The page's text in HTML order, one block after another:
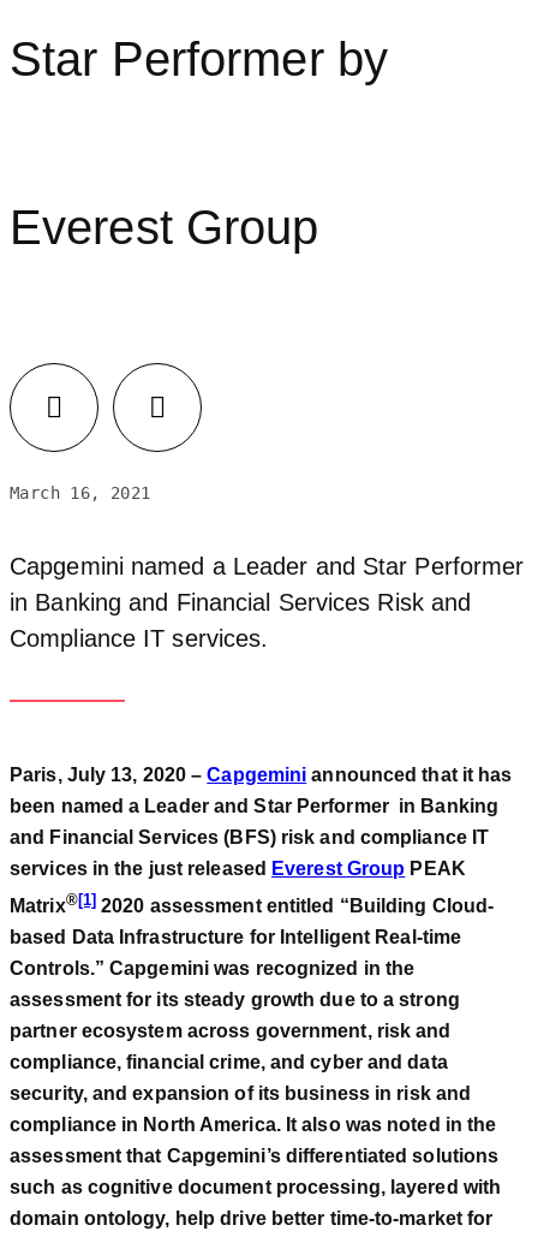
Star Performer by
Everest Group
March 16, 2021
Capgemini named a Leader and Star Performer
in Banking and Financial Services Risk and
Compliance IT services.
Paris, July 13, 2020 –Capgemini announced that it has
been named a Leader and Star Performer in Banking
and Financial Services (BFS) risk and compliance IT
services in the just released Everest Group PEAK
Matrix®[1] 2020 assessment entitled “Building Cloud-
based Data Infrastructure for Intelligent Real-time
Controls.” Capgemini was recognized in the
assessment for its steady growth due to a strong
partner ecosystem across government, risk and
compliance, financial crime, and cyber and data
security, and expansion of its business in risk and
compliance in North America. It also was noted in the
assessment that Capgemini’s differentiated solutions
such as cognitive document processing, layered with
domain ontology, help drive better time-to-market for